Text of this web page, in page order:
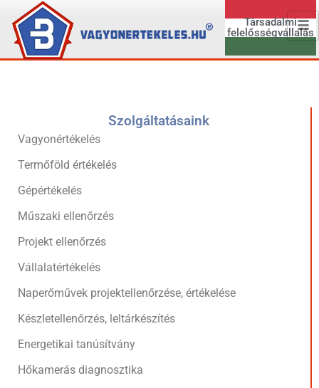
Társadalmi
felelősségvállalás
Szolgáltatásaink
Vagyonértékelés
Termőföld értékelés
Gépértékelés
Műszaki ellenőrzés
Projekt ellenőrzés
Vállalatértékelés
Naperőművek projektellenőrzése, értékelése
Készletellenőrzés, leltárkészítés
Energetikai tanúsítvány
Hőkamerás diagnosztika